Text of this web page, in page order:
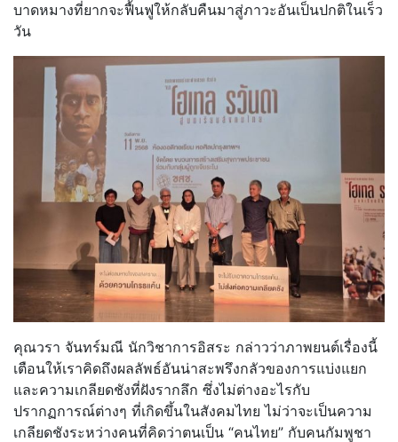
บาดหมางที่ยากจะฟื้นฟูให้กลับคืนมาสู่ภาวะอันเป็นปกติในเร็ว
วัน
คุณวรา จันทร์มณี นักวิชาการอิสระ กล่าวว่าภาพยนต์เรื่องนี้
เตือนให้เราคิดถึงผลลัพธ์อันน่าสะพรึงกลัวของการแบ่งแยก
และความเกลียดชังที่ฝังรากลึก ซึ่งไม่ต่างอะไรกับ
ปรากฏการณ์ต่างๆ ที่เกิดขึ้นในสังคมไทย ไม่ว่าจะเป็นความ
เกลียดชังระหว่างคนที่คิดว่าตนเป็น “คนไทย” กับคนกัมพูชา